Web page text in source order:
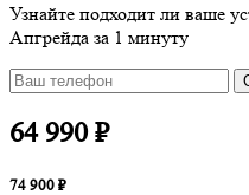
Узнайте подходит ли ваше
Апгрейда за 1 минуту
64 990 ₽
74 900 ₽